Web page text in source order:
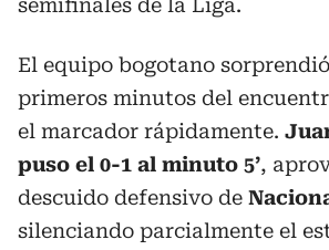
semifinales de la Liga.
El equipo bogotano
primeros minutos del
el marcador rápidamente.
puso el 0-1 al minuto 5’,
descuido defensivo de
silenciando parcialmente el